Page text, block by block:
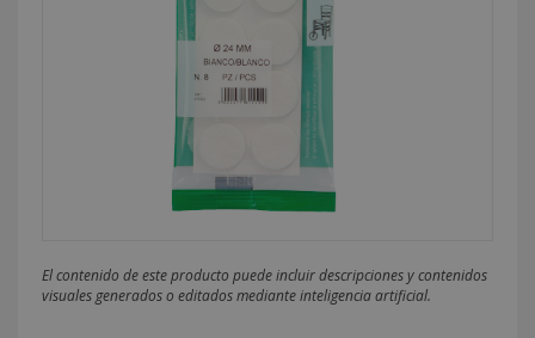
El contenido de este producto puede incluir descripciones y contenidos
visuales generados o editados mediante inteligencia artificial.